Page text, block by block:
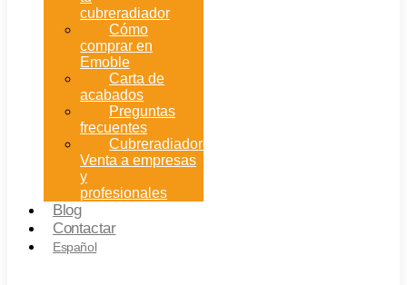
cubreradiador
Cómo
comprar en
Emoble
Carta de
acabados
Preguntas
frecuentes
Cubreradiadores:
Venta a empresas
y
profesionales
Blog
Contactar
Español